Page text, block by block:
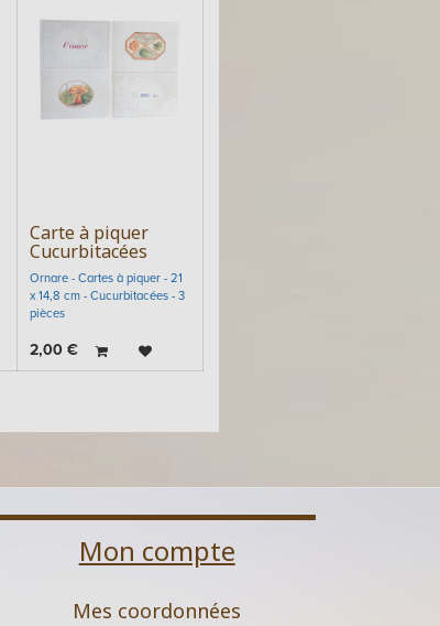
Carte à piquer
Cucurbitacées
Ornare - Cartes à piquer - 21
x 14,8 cm - Cucurbitacées - 3
pièces
2,00€
Mon compte
Mes coordonnées